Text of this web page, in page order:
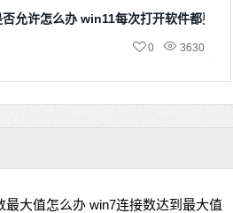
允许怎么办 win11每次打开软件都要确认
3630
0
大值怎么办 win7连接数达到最大值